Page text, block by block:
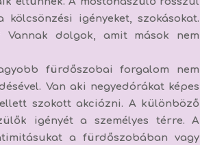
igényeket, szokásokat.
dolgok, amit mások nem
fürdőszobai forgalom nem
Van aki negyedórákat képes
szokott akciózni. A különböző
igényét a személyes térre. A
a fürdőszobában vagy